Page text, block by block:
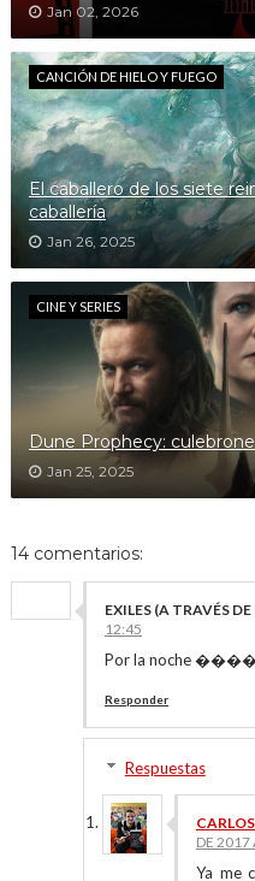
Jan 02, 2026
CANCIÓN DE HIELO Y FUEGO
El caballero de los siete
caballería
Jan 26, 2025
CINE Y SERIES
Dune Prophecy:
Jan 25, 2025
14 comentarios:
EXILES (A TRAVÉS DE
12:45
Por la noche
Responder
Respuestas
DE 2017
Ya me